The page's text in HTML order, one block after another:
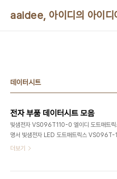
aaidee, 아이디의 아이디
데이터시트
전자 부품 데이터시트 모음
빛샘전자 VS096T110-0 엘이디 도트매트릭
명서 빛샘전자 LED 도트매트릭스 VS096T-
는 단종되었고 VS096T-110-0과 입출력이
더보기